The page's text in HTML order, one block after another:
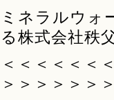
ミネラルウォ
る株式会社秩
＜＜＜＜＜＜
＞＞＞＞＞＞